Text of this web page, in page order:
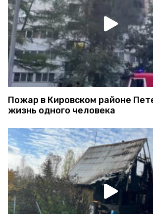
Пожар в Кировском районе
жизнь одного человека